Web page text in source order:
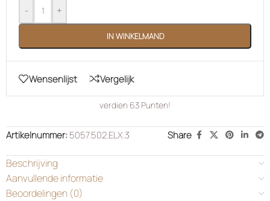
- +
IN WINKELMAND
Wensenlijst Vergelijk
verdien 63 Punten!
Artikelnummer:5057.502.ELX.3 Share
Beschrijving
Aanvullende informatie
Beoordelingen (0)